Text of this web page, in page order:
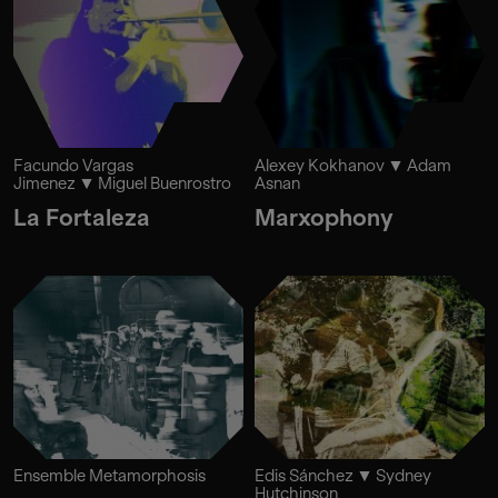
Facundo Vargas
Jimenez
Miguel Buenrostro
La Fortaleza
Alexey Kokhanov
Adam
Asnan
Marxophony
Ensemble Metamorphosis Edis Sánchez
Sydney